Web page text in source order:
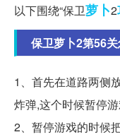
以下围绕“保卫萝卜2
保卫萝卜2第56
1、首先在道路两侧
炸弹,这个时候暂停
2、暂停游戏的时候